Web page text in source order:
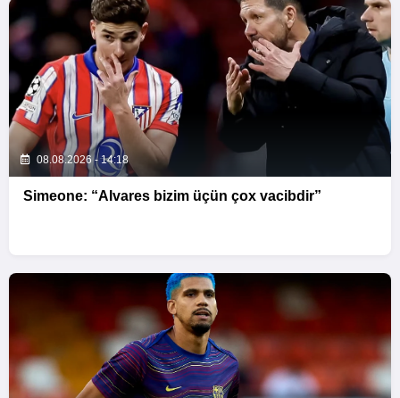
08.08.2026 - 14:18
Simeone: “Alvares bizim üçün çox vacibdir”